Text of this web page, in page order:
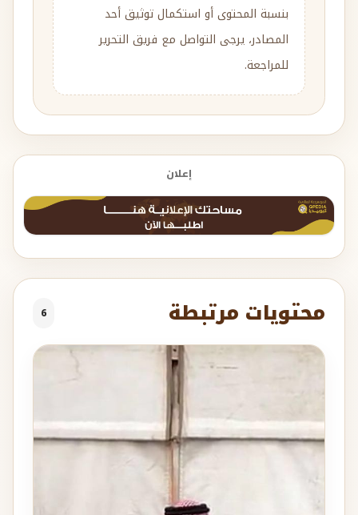
بنسبة المحتوى أو استكمال توثيق أحد
المصادر، يرجى التواصل مع فريق التحرير
للمراجعة.
إعلان
محتويات مرتبطة 6